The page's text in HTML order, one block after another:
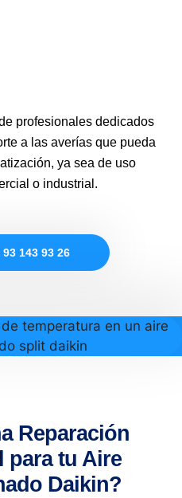
profesionales dedicados
a las averías que pueda
ya sea de uso
o industrial.
143 93 26
Reparación
para tu Aire
Daikin?